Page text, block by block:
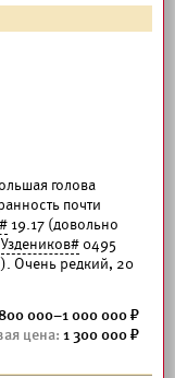
голова
почти
19.17 (довольно
Уздеников# 0495
Очень редкий, 20
000–1 000 000
1 300 000